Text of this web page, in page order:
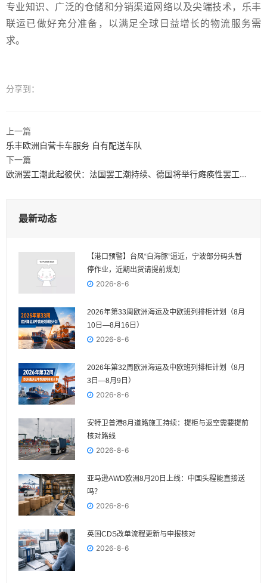
专业知识、广泛的仓储和分销渠道网络以及尖端技术，乐丰
联运已做好充分准备，以满足全球日益增长的物流服务需
求。
分享到：
上一篇
乐丰欧洲自营卡车服务 自有配送车队
下一篇
欧洲罢工潮此起彼伏：法国罢工潮持续、德国将举行瘫痪性罢工…
最新动态
【港口预警】台风“白海豚”逼近，宁波部分码头暂
停作业，近期出货请提前规划
2026-8-6
2026年第33周欧洲海运及中欧班列排柜计划（8月
10日—8月16日）
2026-8-6
2026年第32周欧洲海运及中欧班列排柜计划（8月
3日—8月9日）
2026-8-6
安特卫普港8月道路施工持续：提柜与返空需要提前
核对路线
2026-8-6
亚马逊AWD欧洲8月20日上线：中国头程能直接送
吗？
2026-8-6
英国CDS改单流程更新与申报核对
2026-8-6